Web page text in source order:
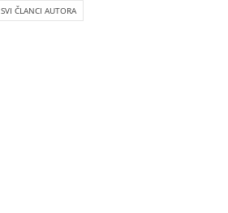
SVI ČLANCI AUTORA